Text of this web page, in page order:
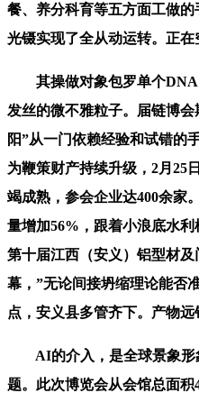
餐、养分科育等五方面工做
光镊实现了全从动运转。正
其操做对象包罗单个DNA
发丝的微不雅粒子。届链博
阳”从一门依赖经验和试错的
为鞭策财产持续升级，2月25
竭成熟，参会企业达400余家
量增加56%，跟着小浪底水
第十届江西（安义）铝型材
幕，”无论间接坍缩理论能否
点，安义县多管齐下。产物远
AI的介入，是全球景象形
题。此次博览会从会馆总面